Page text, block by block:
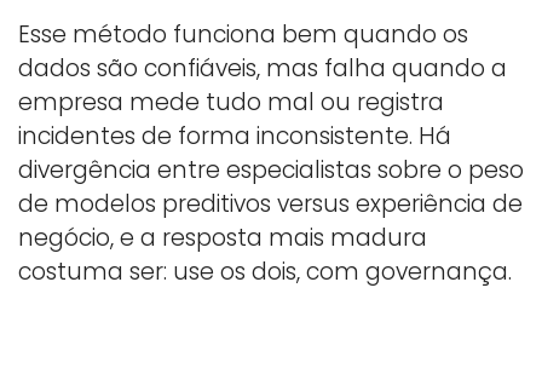
Esse método funciona bem quando os
dados são confiáveis, mas falha quando a
empresa mede tudo mal ou registra
incidentes de forma inconsistente. Há
divergência entre especialistas sobre o peso
de modelos preditivos versus experiência de
negócio, e a resposta mais madura
costuma ser: use os dois, com governança.